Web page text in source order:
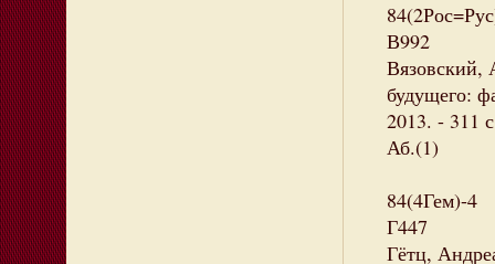
В992
Вязовский,
будущего:
2013. - 311
Аб.(1)
84(4Гем)-4
Г447
Гётц,